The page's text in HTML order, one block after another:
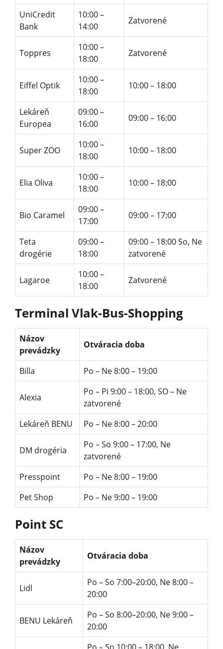
UniCredit
Bank
10:00 –
14:00
Zatvorené
Toppres
10:00 –
18:00
Zatvorené
Eiffel Optik
10:00 –
18:00
10:00 – 18:00
Lekáreň
Europea
09:00 –
16:00
09:00 – 16:00
Super ZOO
10:00 –
18:00
10:00 – 18:00
Elia Oliva
10:00 –
18:00
10:00 – 18:00
Bio Caramel
09:00 –
17:00
09:00 – 17:00
Teta
drogérie
09:00 –
18:00
09:00 – 18:00 So, Ne
zatvorené
Lagaroe
10:00 –
18:00
Zatvorené
Terminal Vlak-Bus-Shopping
Názov
prevádzky
Otváracia doba
Billa Po – Ne ‪8:00 – 19:00‬
Alexia
Po – Pi ‪9:00 – 18:00,‬ SO – Ne
zatvorené
Lekáreň BENU
Po – Ne ‪8:00 – 20:00‬
DM drogéria
Po – So ‪9:00 – 17:00,‬ Ne
zatvorené
Presspoint
Po – Ne ‪8:00 – 19:00‬
Pet Shop
Po – Ne ‪9:00 – 19:00‬
Point SC
Názov
prevádzky
Otváracia doba
Lidl
Po – So 7:00–20:00, Ne 8:00 –
20:00
BENU Lekáreň
Po – So 8:00–20:00, Ne 9:00 –
20:00